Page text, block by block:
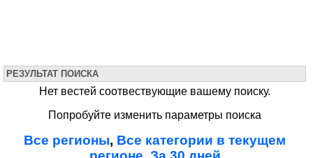
РЕЗУЛЬТАТ ПОИСКА
Нет вестей соотвествующие вашему поиску.
Попробуйте изменить параметры поиска
Все регионы, Все категории в текущем